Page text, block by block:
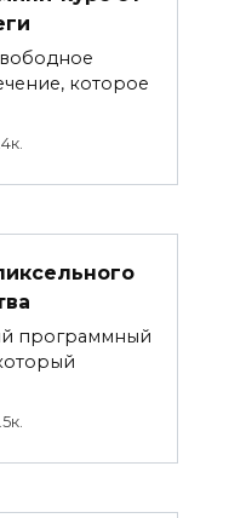
которое
программный